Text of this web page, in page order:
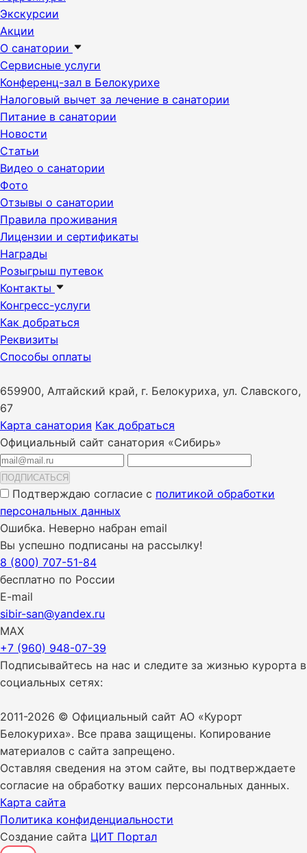
Экскурсии
Акции
О санатории
Сервисные услуги
Конференц-зал в Белокурихе
Налоговый вычет за лечение в санатории
Питание в санатории
Новости
Статьи
Видео о санатории
Фото
Отзывы о санатории
Правила проживания
Лицензии и сертификаты
Награды
Розыгрыш путевок
Контакты
Конгресс-услуги
Как добраться
Реквизиты
Способы оплаты
659900, Алтайский край, г. Белокуриха, ул. Славского,
67
Карта санатория Как добраться
Официальный сайт санатория «Сибирь»
ПОДПИСАТЬСЯ
Подтверждаю согласие с политикой обработки
персональных данных
Ошибка. Неверно набран email
Вы успешно подписаны на рассылку!
8 (800) 707-51-84
бесплатно по России
E-mail
sibir-san@yandex.ru
MAX
+7 (960) 948-07-39
Подписывайтесь на нас и следите за жизнью курорта в
социальных сетях:
2011-2026 © Официальный сайт АО «Курорт
Белокуриха». Все права защищены. Копирование
материалов с сайта запрещено.
Оставляя сведения на этом сайте, вы подтверждаете
согласие на обработку ваших персональных данных.
Карта сайта
Политика конфиденциальности
Создание сайта ЦИТ Портал